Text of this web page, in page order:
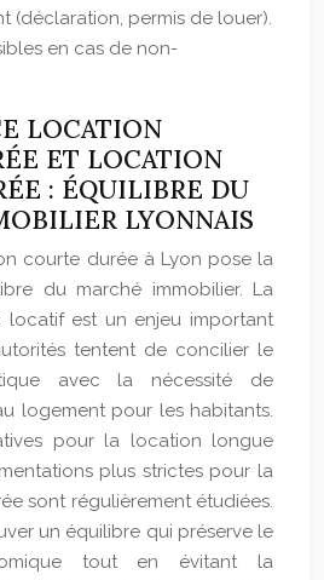
(déclaration, permis de louer).
en cas de non-
LOCATION
ET LOCATION
: ÉQUILIBRE DU
LYONNAIS
courte durée à Lyon pose la
du marché immobilier. La
locatif est un enjeu important
tentent de concilier le
avec la nécessité de
logement pour les habitants.
pour la location longue
plus strictes pour la
sont régulièrement étudiées.
un équilibre qui préserve le
tout en évitant la